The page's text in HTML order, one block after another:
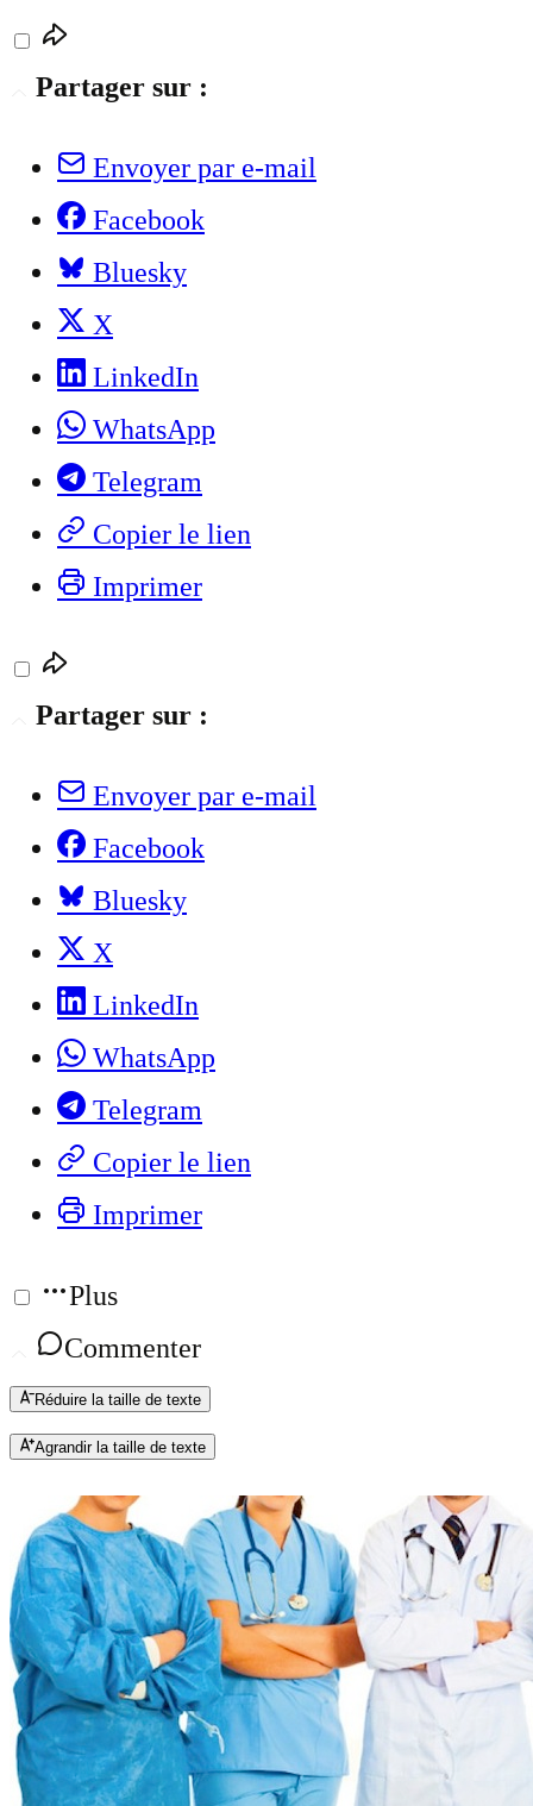
Partager sur :
Envoyer par e-mail
Facebook
Bluesky
X
LinkedIn
WhatsApp
Telegram
Copier le lien
Imprimer
Partager sur :
Envoyer par e-mail
Facebook
Bluesky
X
LinkedIn
WhatsApp
Telegram
Copier le lien
Imprimer
Plus
Commenter
Réduire la taille de texte
Agrandir la taille de texte